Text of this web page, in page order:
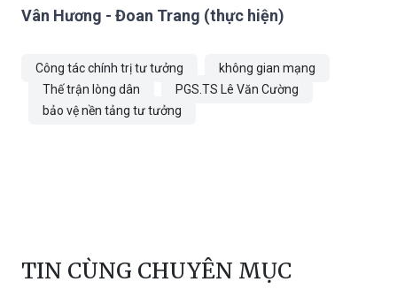
Vân Hương - Đoan Trang (thực hiện)
Công tác chính trị tư tưởng
không gian mạng
Thế trận lòng dân
PGS.TS Lê Văn Cường
bảo vệ nền tảng tư tưởng
TIN CÙNG CHUYÊN MỤC